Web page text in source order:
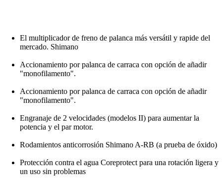
El multiplicador de freno de palanca más versátil y rapide del
mercado. Shimano
Accionamiento por palanca de carraca con opción de añadir
"monofilamento".
Accionamiento por palanca de carraca con opción de añadir
"monofilamento".
Engranaje de 2 velocidades (modelos II) para aumentar la
potencia y el par motor.
Rodamientos anticorrosión Shimano A-RB (a prueba de óxido)
Protección contra el agua Coreprotect para una rotación ligera y
un uso sin problemas